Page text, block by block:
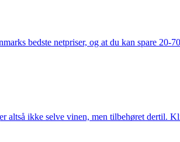
bedste netpriser, og at du kan spare
ikke selve vinen, men tilbehøret dertil.